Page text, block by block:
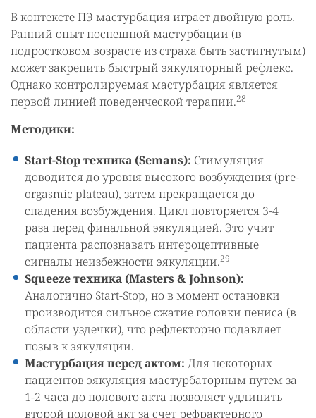
В контексте ПЭ мастурбация играет двойную роль.
Ранний опыт поспешной мастурбации (в
подростковом возрасте из страха быть застигнутым)
может закрепить быстрый эякуляторный рефлекс.
Однако контролируемая мастурбация является
первой линией поведенческой терапии.28
Методики:
Start-Stop техника (Semans): Стимуляция
доводится до уровня высокого возбуждения (pre-
orgasmic plateau), затем прекращается до
спадения возбуждения. Цикл повторяется 3-4
раза перед финальной эякуляцией. Это учит
пациента распознавать интероцептивные
сигналы неизбежности эякуляции.29
Squeeze техника (Masters & Johnson):
Аналогично Start-Stop, но в момент остановки
производится сильное сжатие головки пениса (в
области уздечки), что рефлекторно подавляет
позыв к эякуляции.
Мастурбация перед актом: Для некоторых
пациентов эякуляция мастурбаторным путем за
1-2 часа до полового акта позволяет удлинить
второй половой акт за счет рефрактерного